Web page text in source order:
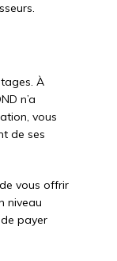
À
n’a
vous
de ses
vous offrir
niveau
payer